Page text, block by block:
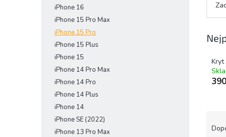
iPhone 16
iPhone 15 Pro Max
iPhone 15 Pro
iPhone 15 Plus
iPhone 15
iPhone 14 Pro Max
iPhone 14 Pro
iPhone 14 Plus
iPhone 14
iPhone SE (2022)
iPhone 13 Pro Max
Kryt